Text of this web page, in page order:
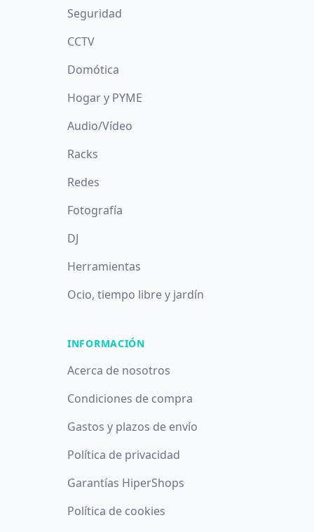
Seguridad
CCTV
Domótica
Hogar y PYME
Audio/Vídeo
Racks
Redes
Fotografía
DJ
Herramientas
Ocio, tiempo libre y jardín
INFORMACIÓN
Acerca de nosotros
Condiciones de compra
Gastos y plazos de envío
Política de privacidad
Garantías HiperShops
Política de cookies
Utilizamos cookies propias y de terceros con fines analíticos y
publicitarios. Puede aceptar todas las cookies pulsando el